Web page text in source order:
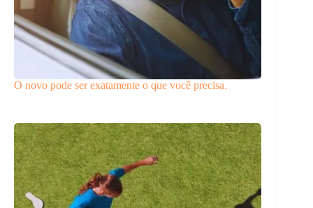
O novo pode ser exatamente o que você precisa.